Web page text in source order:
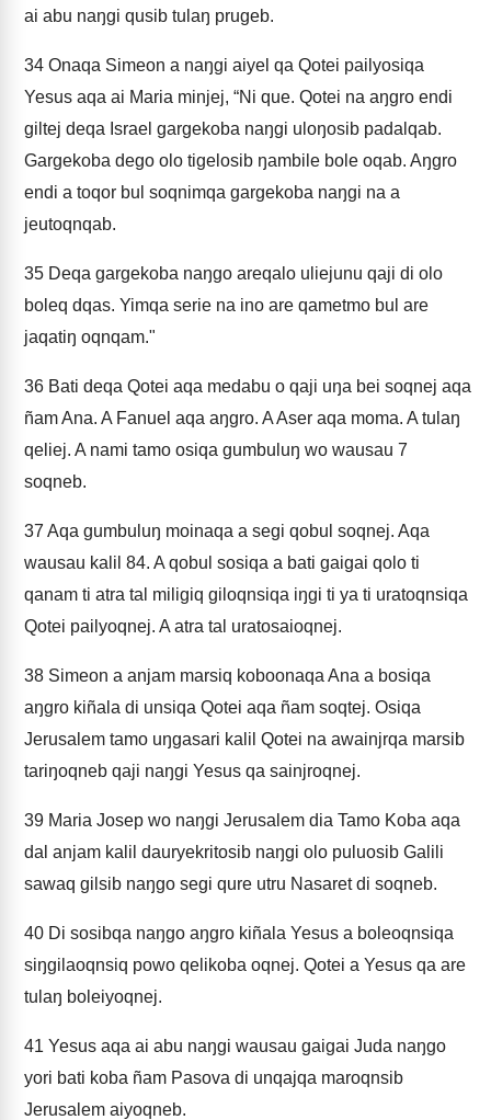
ai abu naŋgi qusib tulaŋ prugeb.
34 Onaqa Simeon a naŋgi aiyel qa Qotei pailyosiqa
Yesus aqa ai Maria minjej, “Ni que. Qotei na aŋgro endi
giltej deqa Israel gargekoba naŋgi uloŋosib padalqab.
Gargekoba dego olo tigelosib ŋambile bole oqab. Aŋgro
endi a toqor bul soqnimqa gargekoba naŋgi na a
jeutoqnqab.
35 Deqa gargekoba naŋgo areqalo uliejunu qaji di olo
boleq dqas. Yimqa serie na ino are qametmo bul are
jaqatiŋ oqnqam."
36 Bati deqa Qotei aqa medabu o qaji uŋa bei soqnej aqa
ñam Ana. A Fanuel aqa aŋgro. A Aser aqa moma. A tulaŋ
qeliej. A nami tamo osiqa gumbuluŋ wo wausau 7
soqneb.
37 Aqa gumbuluŋ moinaqa a segi qobul soqnej. Aqa
wausau kalil 84. A qobul sosiqa a bati gaigai qolo ti
qanam ti atra tal miligiq giloqnsiqa iŋgi ti ya ti uratoqnsiqa
Qotei pailyoqnej. A atra tal uratosaioqnej.
38 Simeon a anjam marsiq koboonaqa Ana a bosiqa
aŋgro kiñala di unsiqa Qotei aqa ñam soqtej. Osiqa
Jerusalem tamo uŋgasari kalil Qotei na awainjrqa marsib
tariŋoqneb qaji naŋgi Yesus qa sainjroqnej.
39 Maria Josep wo naŋgi Jerusalem dia Tamo Koba aqa
dal anjam kalil dauryekritosib naŋgi olo puluosib Galili
sawaq gilsib naŋgo segi qure utru Nasaret di soqneb.
40 Di sosibqa naŋgo aŋgro kiñala Yesus a boleoqnsiqa
siŋgilaoqnsiq powo qelikoba oqnej. Qotei a Yesus qa are
tulaŋ boleiyoqnej.
41 Yesus aqa ai abu naŋgi wausau gaigai Juda naŋgo
yori bati koba ñam Pasova di unqajqa maroqnsib
Jerusalem aiyoqneb.